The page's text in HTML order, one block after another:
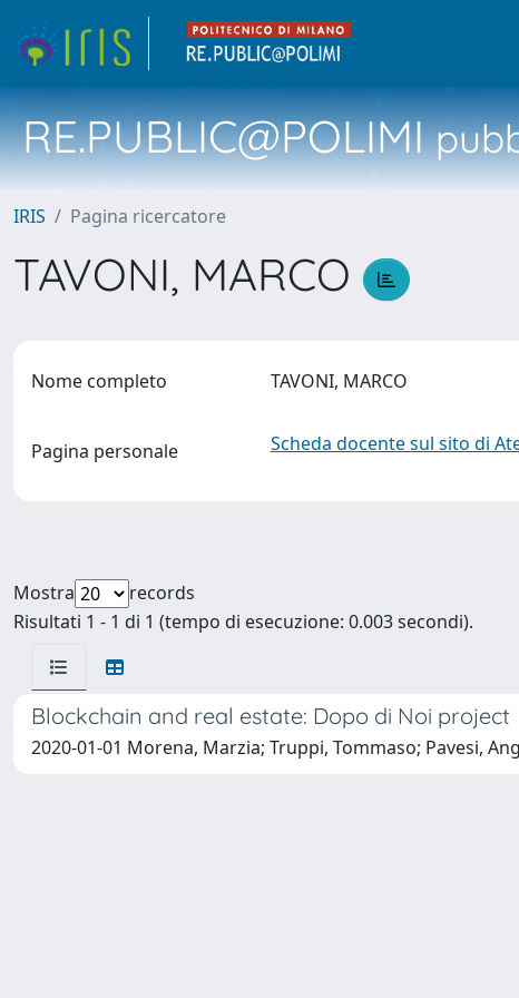
RE.PUBLIC@POLIMI
IRIS Pagina ricercatore
TAVONI, MARCO
Nome completo TAVONI, MARCO
Pagina personale Scheda docente sul sito di
Mostra
records
Risultati 1 - 1 di 1 (tempo di esecuzione: 0.003 secondi).
Blockchain and real estate: Dopo di Noi project
2020-01-01 Morena, Marzia; Truppi, Tommaso; Pavesi,